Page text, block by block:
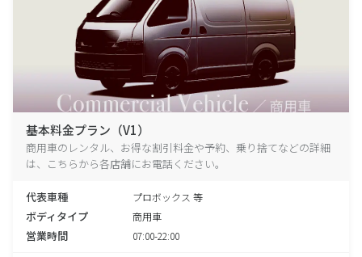
基本料金プラン（V1）
商用車のレンタル、お得な割引料金や予約、乗り捨てなどの詳細
は、こちらから各店舗にお電話ください。
代表車種 プロボックス 等
ボディタイプ 商用車
営業時間 07:00-22:00